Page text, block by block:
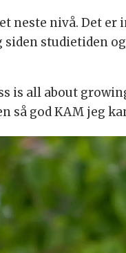
neste nivå. Det er
studietiden
is all about
så god KAM jeg